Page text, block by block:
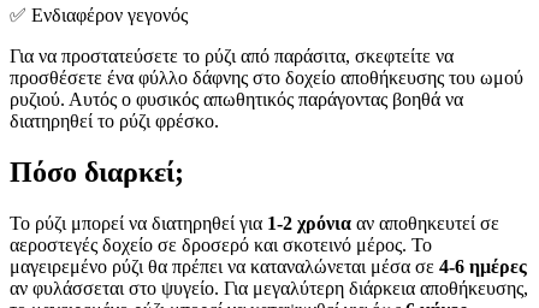
✅ Ενδιαφέρον γεγονός
Για να προστατεύσετε το ρύζι από παράσιτα, σκεφτείτε να
προσθέσετε ένα φύλλο δάφνης στο δοχείο αποθήκευσης του ωμού
ρυζιού. Αυτός ο φυσικός απωθητικός παράγοντας βοηθά να
διατηρηθεί το ρύζι φρέσκο.
Πόσο διαρκεί;
Το ρύζι μπορεί να διατηρηθεί για 1-2 χρόνια αν αποθηκευτεί σε
αεροστεγές δοχείο σε δροσερό και σκοτεινό μέρος. Το
μαγειρεμένο ρύζι θα πρέπει να καταναλώνεται μέσα σε 4-6 ημέρες
αν φυλάσσεται στο ψυγείο. Για μεγαλύτερη διάρκεια αποθήκευσης,